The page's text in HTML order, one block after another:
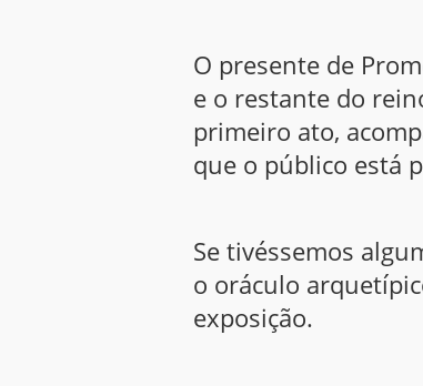
O presente de
e o restante do
primeiro ato,
que o público está
Se tivéssemos
o oráculo
exposição.